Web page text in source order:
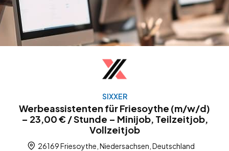
SIXXER
Werbeassistenten für Friesoythe (m/w/d)
– 23,00 € / Stunde – Minijob, Teilzeitjob,
Vollzeitjob
26169 Friesoythe, Niedersachsen, Deutschland